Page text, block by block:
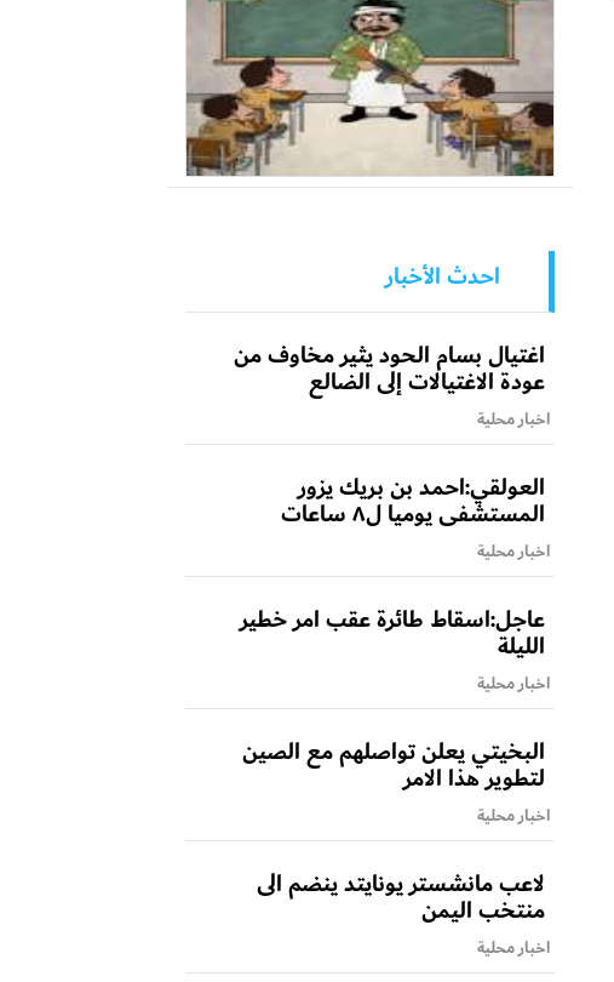
احدث الأخبار
اغتيال بسام الحود يثير مخاوف من
عودة الاغتيالات إلى الضالع
اخبار محلية
العولقي:احمد بن بريك يزور
المستشفى يوميا ل٨ ساعات
اخبار محلية
عاجل:اسقاط طائرة عقب امر خطير
الليلة
اخبار محلية
البخيتي يعلن تواصلهم مع الصين
لتطوير هذا الامر
اخبار محلية
لاعب مانشستر يونايتد ينضم الى
منتخب اليمن
اخبار محلية